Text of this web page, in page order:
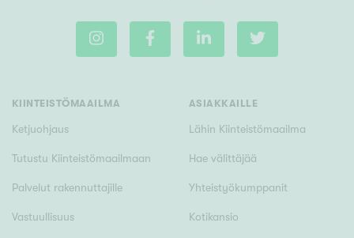
KIINTEISTÖMAAILMA
Ketjuohjaus
Tutustu Kiinteistömaailmaan
Palvelut rakennuttajille
Vastuullisuus
ASIAKKAILLE
Lähin Kiinteistömaailma
Hae välittäjää
Yhteistyökumppanit
Kotikansio